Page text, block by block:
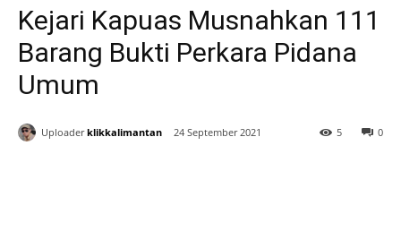
Kejari Kapuas Musnahkan 111
Barang Bukti Perkara Pidana
Umum
Uploader klikkalimantan 24 September 2021 0
5